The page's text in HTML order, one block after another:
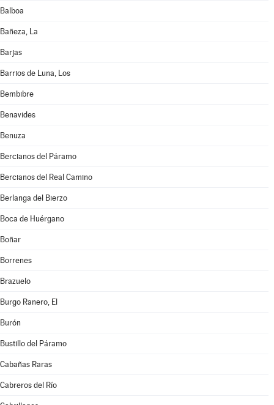
Balboa
Bañeza, La
Barjas
Barrios de Luna, Los
Bembibre
Benavides
Benuza
Bercianos del Páramo
Bercianos del Real Camino
Berlanga del Bierzo
Boca de Huérgano
Boñar
Borrenes
Brazuelo
Burgo Ranero, El
Burón
Bustillo del Páramo
Cabañas Raras
Cabreros del Río